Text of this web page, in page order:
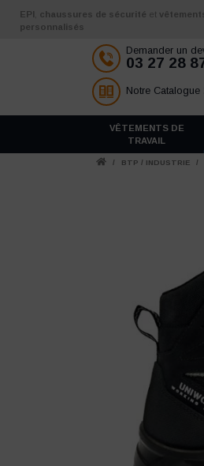
Aller au contenu
EPI chaussures de sécurité et
personnalisés
Demander un
03 27 28
Notre Catalogue
VÊTEMENTS DE
TRAVAIL
/ BTP / INDUSTRIE /